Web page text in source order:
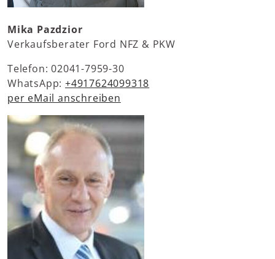
Mika Pazdzior
Verkaufsberater Ford NFZ & PKW
Telefon: 02041-7959-30
WhatsApp:+4917624099318
per eMail anschreiben